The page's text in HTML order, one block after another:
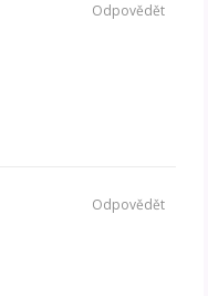
Odpovědět
Odpovědět